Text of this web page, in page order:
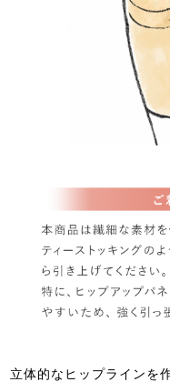
立体的なヒップラインを